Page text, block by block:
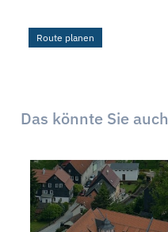
Route planen
Das könnte Sie